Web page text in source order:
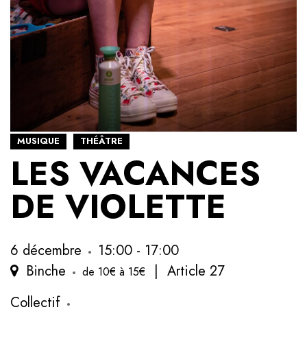
MUSIQUE THÉÂTRE
LES VACANCES
DE VIOLETTE
6 décembre
15:00 - 17:00
Binche
de 10€ à 15€ | Article 27
Collectif